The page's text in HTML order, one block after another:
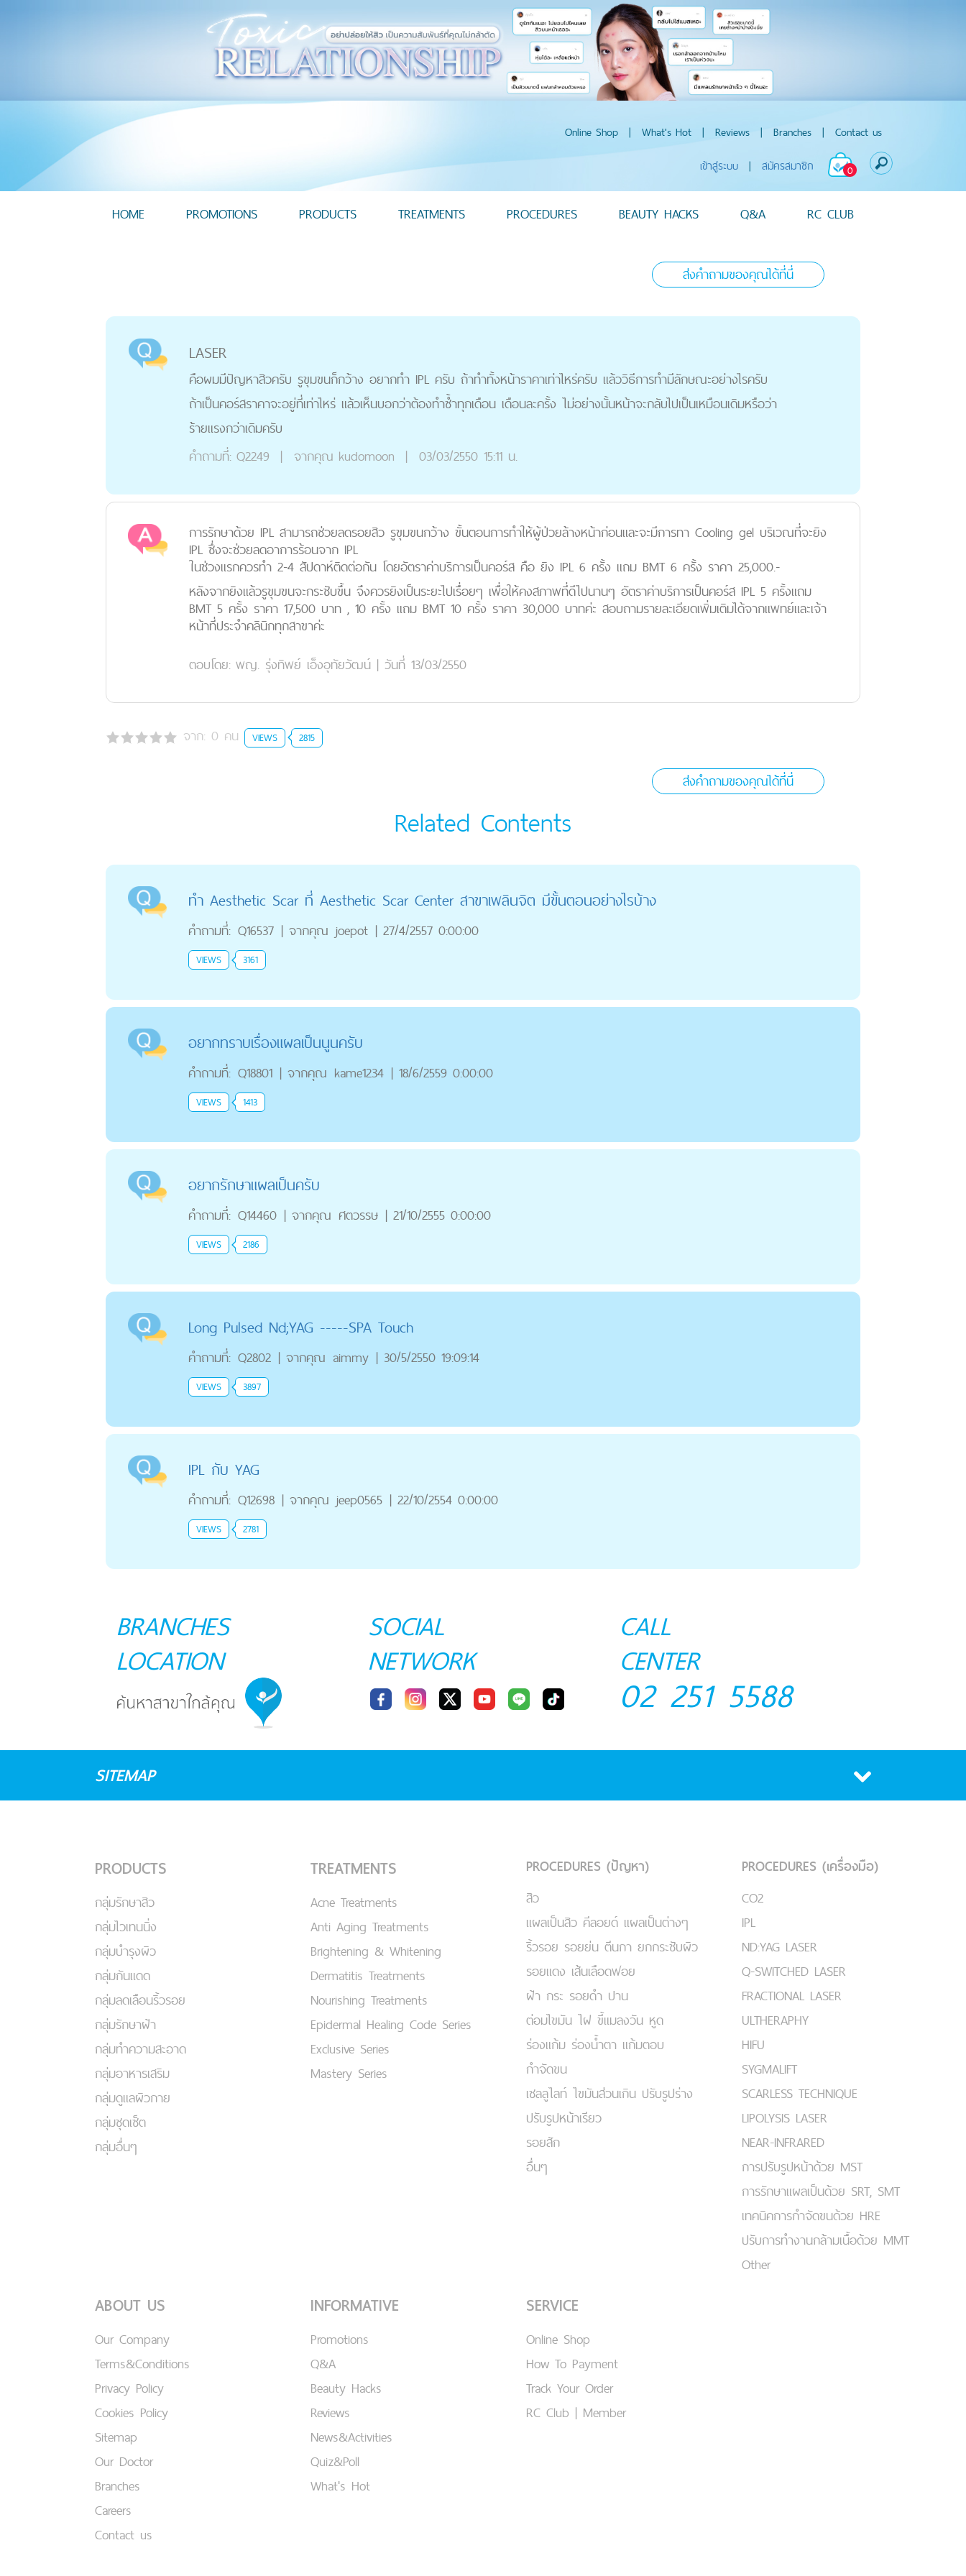
Online Shop | What's Hot | Reviews | Branches | Contact us
0
เข้าสู่ระบบ | สมัครสมาชิก
HOME PROMOTIONS PRODUCTS TREATMENTS PROCEDURES BEAUTY HACKS Q&A RC CLUB
ส่งคำถามของคุณได้ที่นี่
LASER
คือผมมีปัญหาสิวครับ รูขุมขนก็กว้าง อยากทำ IPL ครับ ถ้าทำทั้งหน้าราคาเท่าไหร่ครับ แล้ววิธีการทำมีลักษณะอย่างไรครับ
ถ้าเป็นคอร์สราคาจะอยู่ที่เท่าไหร่ แล้วเห็นบอกว่าต้องทำซ้ำทุกเดือน เดือนละครั้ง ไม่อย่างนั้นหน้าจะกลับไปเป็นเหมือนเดิมหรือว่า
ร้ายแรงกว่าเดิมครับ
คำถามที่: Q2249 | จากคุณ kudomoon | 03/03/2550 15:11 น.
การรักษาด้วย IPL สามารถช่วยลดรอยสิว รูขุมขนกว้าง ขั้นตอนการทำให้ผู้ป่วยล้างหน้าก่อนและจะมีการทา Cooling gel บริเวณที่จะยิง
IPL ซึ่งจะช่วยลดอาการร้อนจาก IPL
ในช่วงแรกควรทำ 2-4 สัปดาห์ติดต่อกัน โดยอัตราค่าบริการเป็นคอร์ส คือ ยิง IPL 6 ครั้ง แถม BMT 6 ครั้ง ราคา 25,000.-
หลังจากยิงแล้วรูขุมขนจะกระชับขึ้น จึงควรยิงเป็นระยะไปเรื่อยๆ เพื่อให้คงสภาพที่ดีไปนานๆ อัตราค่าบริการเป็นคอร์ส IPL 5 ครั้งแถม
BMT 5 ครั้ง ราคา 17,500 บาท , 10 ครั้ง แถม BMT 10 ครั้ง ราคา 30,000 บาทค่ะ สอบถามรายละเอียดเพิ่มเติมได้จากแพทย์และเจ้า
หน้าที่ประจำคลินิกทุกสาขาค่ะ
ตอบโดย: พญ. รุ่งทิพย์ เอ็งอุทัยวัฒน์ | วันที่ 13/03/2550
จาก: 0 คน VIEWS 2815
ส่งคำถามของคุณได้ที่นี่
Related Contents
ทำ Aesthetic Scar ที่ Aesthetic Scar Center สาขาเพลินจิต มีขั้นตอนอย่างไรบ้าง
คำถามที่: Q16537 | จากคุณ joepot | 27/4/2557 0:00:00
VIEWS 3161
อยากทราบเรื่องแผลเป็นนูนครับ
คำถามที่: Q18801 | จากคุณ kame1234 | 18/6/2559 0:00:00
VIEWS 1413
อยากรักษาแผลเป็นครับ
คำถามที่: Q14460 | จากคุณ ศตวรรษ | 21/10/2555 0:00:00
VIEWS 2186
Long Pulsed Nd;YAG -----SPA Touch
คำถามที่: Q2802 | จากคุณ aimmy | 30/5/2550 19:09:14
VIEWS 3897
IPL กับ YAG
คำถามที่: Q12698 | จากคุณ jeep0565 | 22/10/2554 0:00:00
VIEWS 2781
BRANCHES
LOCATION
SOCIAL
NETWORK
CALL
CENTER
02 251 5588
SITEMAP
PRODUCTS
กลุ่มรักษาสิว
กลุ่มไวเทนนิ่ง
กลุ่มบำรุงผิว
กลุ่มกันแดด
กลุ่มลดเลือนริ้วรอย
กลุ่มรักษาฝ้า
กลุ่มทำความสะอาด
กลุ่มอาหารเสริม
กลุ่มดูแลผิวกาย
กลุ่มชุดเซ็ต
กลุ่มอื่นๆ
TREATMENTS
Acne Treatments
Anti Aging Treatments
Brightening & Whitening
Dermatitis Treatments
Nourishing Treatments
Epidermal Healing Code Series
Exclusive Series
Mastery Series
PROCEDURES (ปัญหา)
สิว
แผลเป็นสิว คีลอยด์ แผลเป็นต่างๆ
ริ้วรอย รอยย่น ตีนกา ยกกระชับผิว
รอยแดง เส้นเลือดฟอย
ฝ้า กระ รอยดำ ปาน
ต่อมไขมัน ไฝ ขี้แมลงวัน หูด
ร่องแก้ม ร่องน้ำตา แก้มตอบ
กำจัดขน
เชลลูไลท์ ไขมันส่วนเกิน ปรับรูปร่าง
ปรับรูปหน้าเรียว
รอยสัก
อื่นๆ
PROCEDURES (เครื่องมือ)
CO2
IPL
ND:YAG LASER
Q-SWITCHED LASER
FRACTIONAL LASER
ULTHERAPHY
HIFU
SYGMALIFT
SCARLESS TECHNIQUE
LIPOLYSIS LASER
NEAR-INFRARED
การปรับรูปหน้าด้วย MST
การรักษาแผลเป็นด้วย SRT, SMT
เทคนิคการกำจัดขนด้วย HRE
ปรับการทำงานกล้ามเนื้อด้วย MMT
Other
ABOUT US
Our Company
Terms&Conditions
Privacy Policy
Cookies Policy
Sitemap
Our Doctor
Branches
Careers
Contact us
INFORMATIVE
Promotions
Q&A
Beauty Hacks
Reviews
News&Activities
Quiz&Poll
What's Hot
SERVICE
Online Shop
How To Payment
Track Your Order
RC Club | Member